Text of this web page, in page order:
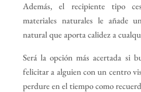
Además, el recipiente tipo
materiales naturales le añade
natural que aporta calidez a
Será la opción más acertada si
felicitar a alguien con un centro
perdure en el tiempo como